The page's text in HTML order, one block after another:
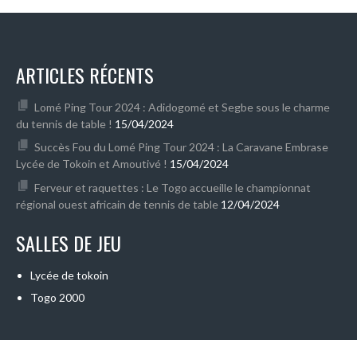
ARTICLES RÉCENTS
Lomé Ping Tour 2024 : Adidogomé et Segbe sous le charme
du tennis de table ! 15/04/2024
Succès Fou du Lomé Ping Tour 2024 : La Caravane Embrase
Lycée de Tokoin et Amoutivé ! 15/04/2024
Ferveur et raquettes : Le Togo accueille le championnat
régional ouest africain de tennis de table 12/04/2024
SALLES DE JEU
Lycée de tokoin
Togo 2000